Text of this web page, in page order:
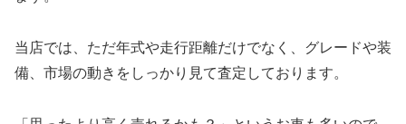
当店では、ただ年式や走行距離だけでなく、グレードや装
備、市場の動きをしっかり見て査定しております。